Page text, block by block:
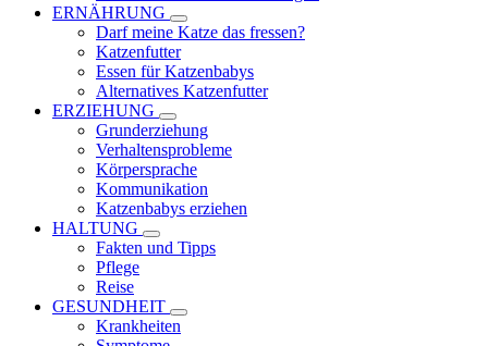
ERNÄHRUNG
Darf meine Katze das fressen?
Katzenfutter
Essen für Katzenbabys
Alternatives Katzenfutter
ERZIEHUNG
Grunderziehung
Verhaltensprobleme
Körpersprache
Kommunikation
Katzenbabys erziehen
HALTUNG
Fakten und Tipps
Pflege
Reise
GESUNDHEIT
Krankheiten